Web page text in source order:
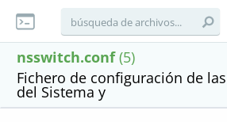
nsswitch.conf (5)
Fichero de configuración de
del Sistema y